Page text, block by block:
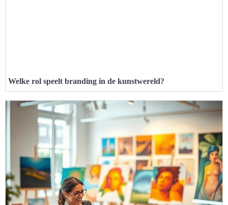
Welke rol speelt branding in de kunstwereld?